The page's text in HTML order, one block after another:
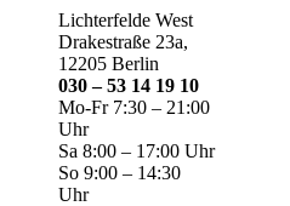
Lichterfelde West
Drakestraße 23a,
12205 Berlin
030 – 53 14 19 10
Mo-Fr 7:30 – 21:00
Uhr
Sa 8:00 – 17:00 Uhr
So 9:00 – 14:30
Uhr